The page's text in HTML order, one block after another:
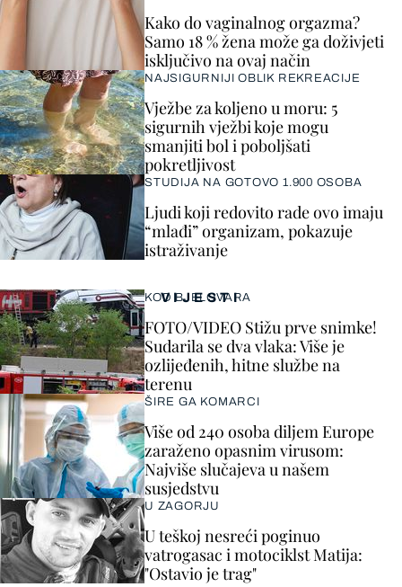
VIJESTI
KOD BJELOVARA
FOTO/VIDEO Stižu prve snimke!
Sudarila se dva vlaka: Više je
ozlijeđenih, hitne službe na
terenu
ŠIRE GA KOMARCI
Više od 240 osoba diljem Europe
zaraženo opasnim virusom:
Najviše slučajeva u našem
susjedstvu
U ZAGORJU
U teškoj nesreći poginuo
vatrogasac i motociklst Matija:
"Ostavio je trag"
Kako do vaginalnog orgazma?
Samo 18 % žena može ga doživjeti
isključivo na ovaj način
NAJSIGURNIJI OBLIK REKREACIJE
Vježbe za koljeno u moru: 5
sigurnih vježbi koje mogu
smanjiti bol i poboljšati
pokretljivost
STUDIJA NA GOTOVO 1.900 OSOBA
Ljudi koji redovito rade ovo imaju
“mlađi” organizam, pokazuje
istraživanje